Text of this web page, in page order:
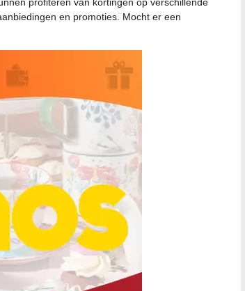
en promoties. Mocht er een